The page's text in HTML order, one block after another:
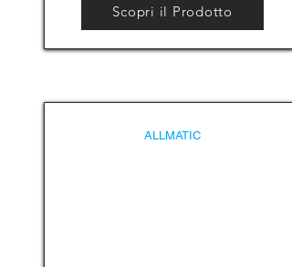
Scopri il Prodotto
ALLMATIC